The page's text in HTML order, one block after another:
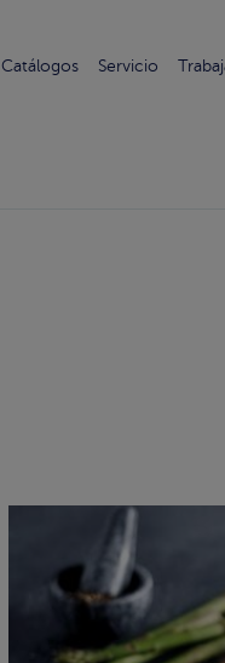
Catálogos Servicio